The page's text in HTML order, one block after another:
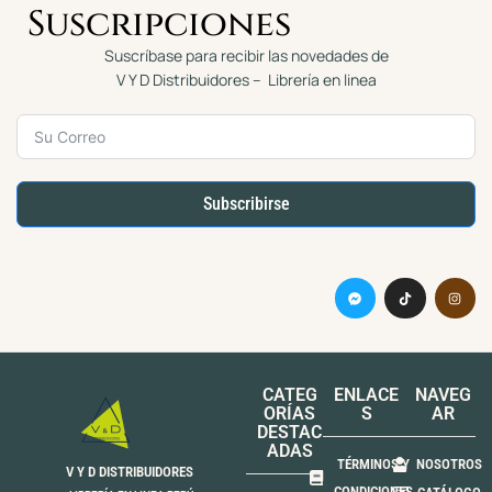
Suscripciones
Suscríbase para recibir las novedades de
V Y D Distribuidores – Librería en linea
Subscribirse
V Y D DISTRIBUIDORES
CATEG
ORÍAS
DESTAC
ADAS
ENLACE
S
TÉRMINOS Y
NAVEG
AR
NOSOTROS